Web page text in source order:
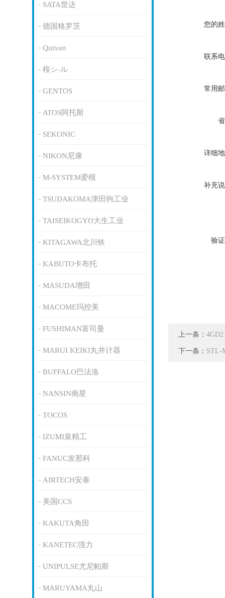
SATA世达
德国格罗茨
Quixun
桜シ-ル
GENTOS
ATOS阿托斯
SEKONIC
NIKON尼康
M-SYSTEM爱模
TSUDAKOMA津田驹工业
TAISEIKOGYO大生工业
KITAGAWA北川铁
KABUTO卡布托
MASUDA增田
MACOME玛控美
FUSHIMAN富司曼
MARUI KEIKI丸井计器
BUFFALO巴法洛
NANSIN南星
TOCOS
IZUMI泉精工
FANUC发那科
AIRTECH安泰
美国CCS
KAKUTA角田
KANETEC强力
UNIPULSE尤尼帕斯
MARUYAMA丸山
您的
联系
常用
详细
补充
验
上一条：
下一条： STL-